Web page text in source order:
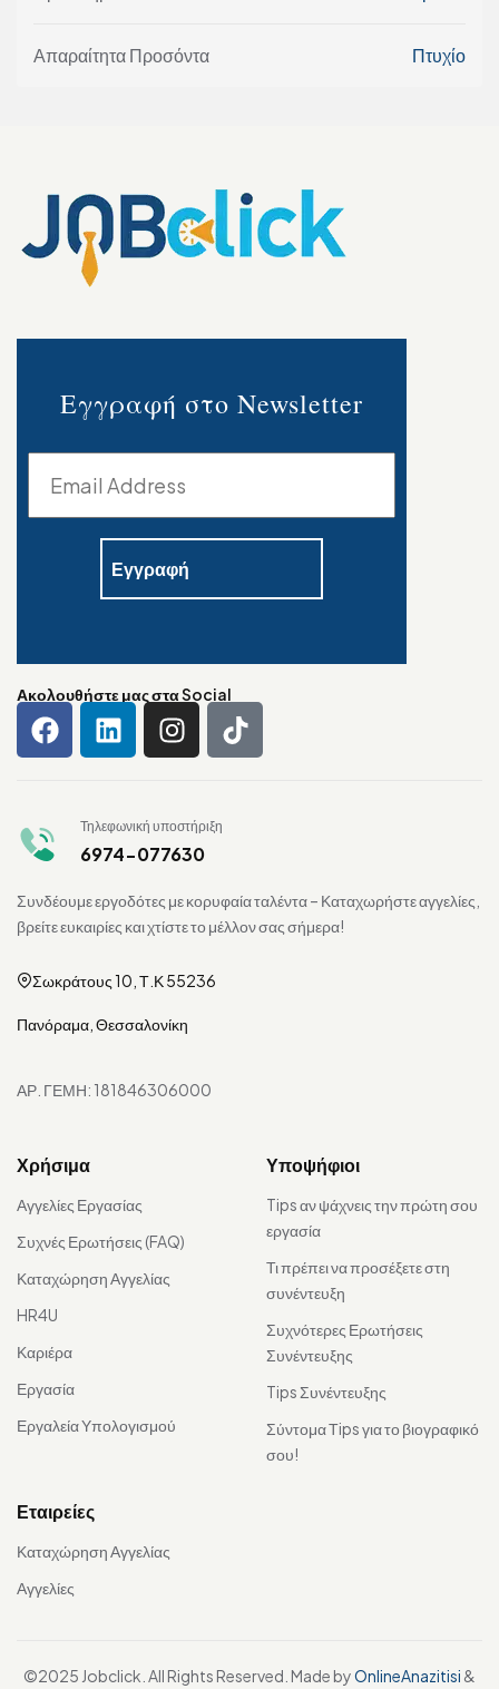
Απαραίτητα Προσόντα Πτυχίο
Εγγραφή στο Newsletter
Ακολουθήστε μας στα Social
Τηλεφωνική υποστήριξη
6974-077630
Συνδέουμε εργοδότες με κορυφαία ταλέντα – Καταχωρήστε αγγελίες,
βρείτε ευκαιρίες και χτίστε το μέλλον σας σήμερα!
Σωκράτους 10, Τ.Κ 55236
Πανόραμα, Θεσσαλονίκη
ΑΡ. ΓΕΜΗ: 181846306000
Χρήσιμα
Αγγελίες Εργασίας
Συχνές Ερωτήσεις (FAQ)
Καταχώρηση Αγγελίας
HR4U
Καριέρα
Εργασία
Εργαλεία Υπολογισμού
Υποψήφιοι
Tips αν ψάχνεις την πρώτη σου
εργασία
Τι πρέπει να προσέξετε στη
συνέντευξη
Συχνότερες Ερωτήσεις
Συνέντευξης
Tips Συνέντευξης
Σύντομα Τips για το βιογραφικό
σου!
Εταιρείες
Καταχώρηση Αγγελίας
Αγγελίες
©2025 Jobclick. All Rights Reserved. Made byOnlineAnazitisi &